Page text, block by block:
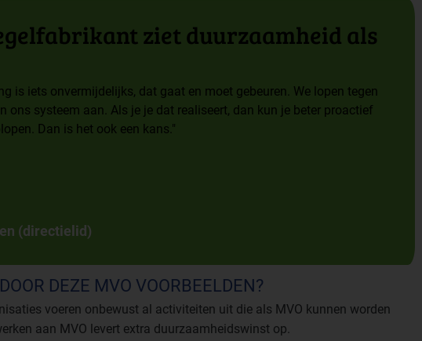
ziet duurzaamheid als
is iets onvermijdelijks, dat gaat en moet gebeuren. We lopen tegen
ons systeem aan. Als je je dat realiseert, dan kun je beter proactief
Dan is het ook een kans."
(directielid)
DEZE MVO VOORBEELDEN?
voeren onbewust al activiteiten uit die als MVO kunnen worden
aan MVO levert extra duurzaamheidswinst op.